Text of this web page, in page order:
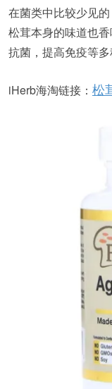
在菌类中比较少见的
松茸本身的味道也
抗菌，提高免疫等多
iHerb海淘链接： 松